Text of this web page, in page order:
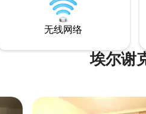
无线网络
埃尔谢